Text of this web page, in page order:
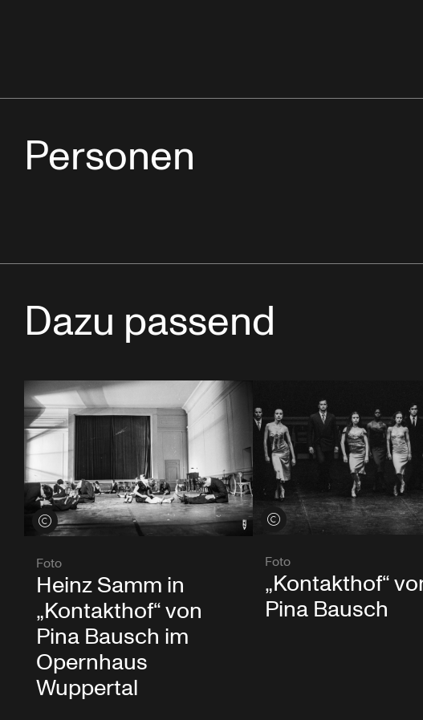
Personen
Dazu passend
Credits öffnen
Foto
Heinz Samm in
„Kontakthof“ von
Pina Bausch im
Opernhaus
Wuppertal
Credits öffnen
Foto
„Kontakthof“
Pina Bausch